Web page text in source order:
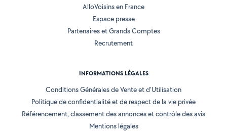
AlloVoisins en France
Espace presse
Partenaires et Grands Comptes
Recrutement
INFORMATIONS LÉGALES
Conditions Générales de Vente et d'Utilisation
Politique de confidentialité et de respect de la vie privée
Référencement, classement des annonces et contrôle des avis
Mentions légales